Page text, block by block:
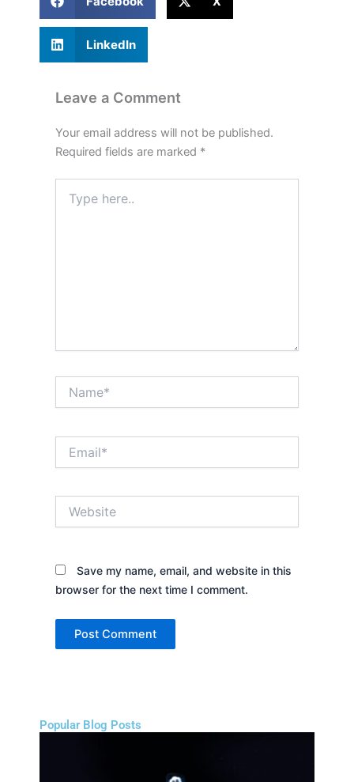
LinkedIn
Leave a Comment
Your email address will not be published.
Required fields are marked *
here..
Save my name, email, and website in this
browser for the next time I comment.
Popular Blog Posts